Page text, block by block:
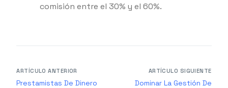
comisión entre el 30% y el 60%.
ARTÍCULO ANTERIOR
Prestamistas De Dinero
ARTÍCULO SIGUIENTE
Dominar La Gestión De